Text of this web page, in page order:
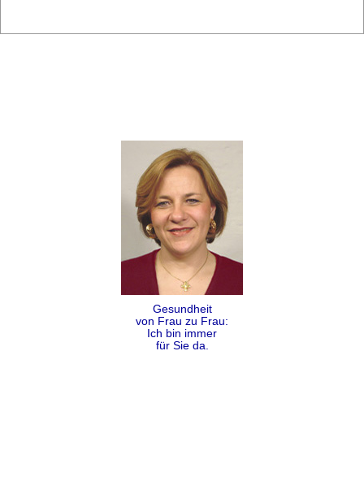
Gesundheit
von Frau zu Frau:
Ich bin immer
für Sie da.